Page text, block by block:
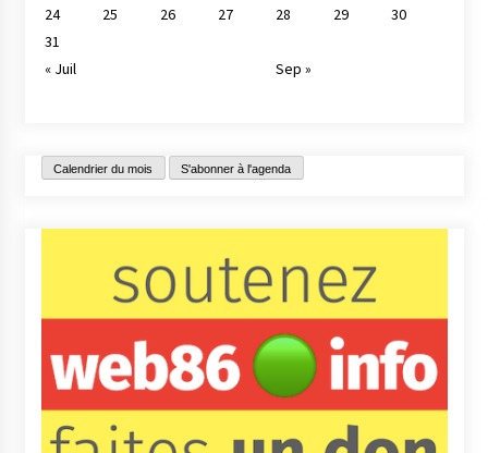
24
25 26 27 28 29
30
31
« Juil
Sep »
Calendrier du mois S'abonner à l'agenda